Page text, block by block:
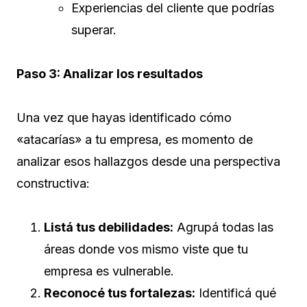
Experiencias del cliente que podrías
superar.
Paso 3: Analizar los resultados
Una vez que hayas identificado cómo
«atacarías» a tu empresa, es momento de
analizar esos hallazgos desde una perspectiva
constructiva:
Listá tus debilidades: Agrupá todas las
áreas donde vos mismo viste que tu
empresa es vulnerable.
Reconocé tus fortalezas: Identificá qué